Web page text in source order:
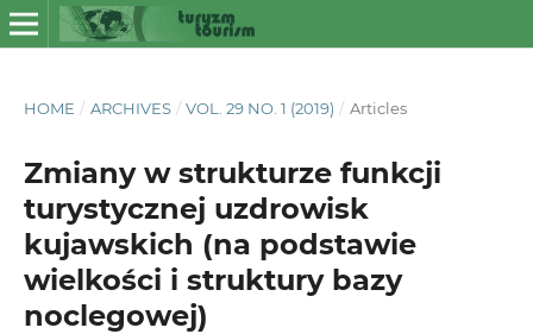
HOME / ARCHIVES / VOL. 29 NO. 1 (2019) / Articles
Zmiany w strukturze funkcji
turystycznej uzdrowisk
kujawskich (na podstawie
wielkości i struktury bazy
noclegowej)